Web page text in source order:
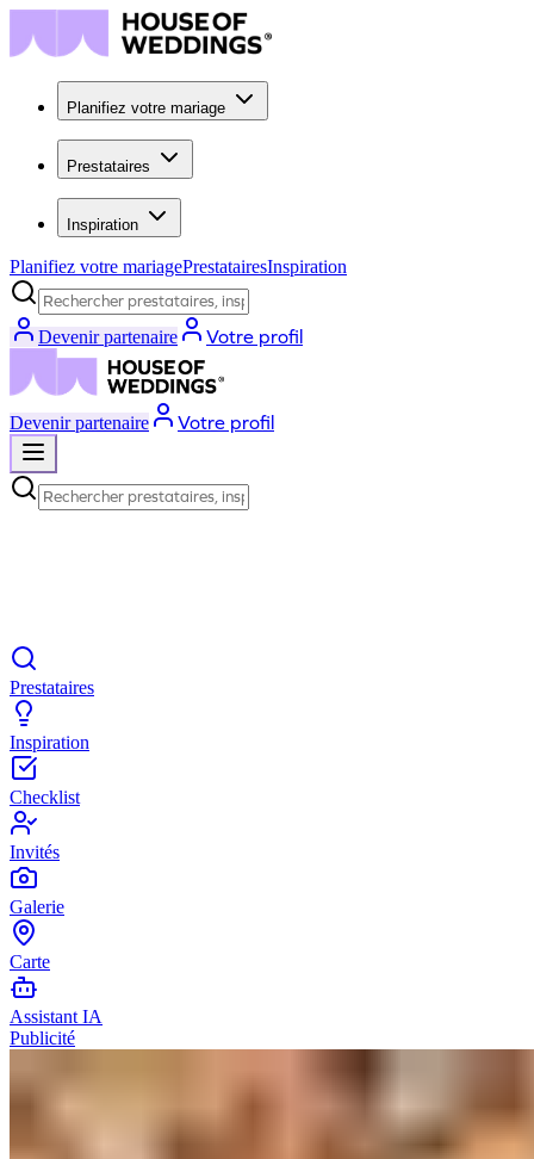
Planifiez votre mariage
Prestataires
Inspiration
Planifiez votre mariagePrestatairesInspiration
Rechercher prestataires, inspiration...
Devenir partenaire Votre profil
Devenir partenaire Votre profil
Rechercher prestataires, inspiration...
Prestataires
Inspiration
Checklist
Invités
Galerie
Carte
Assistant IA
Publicité